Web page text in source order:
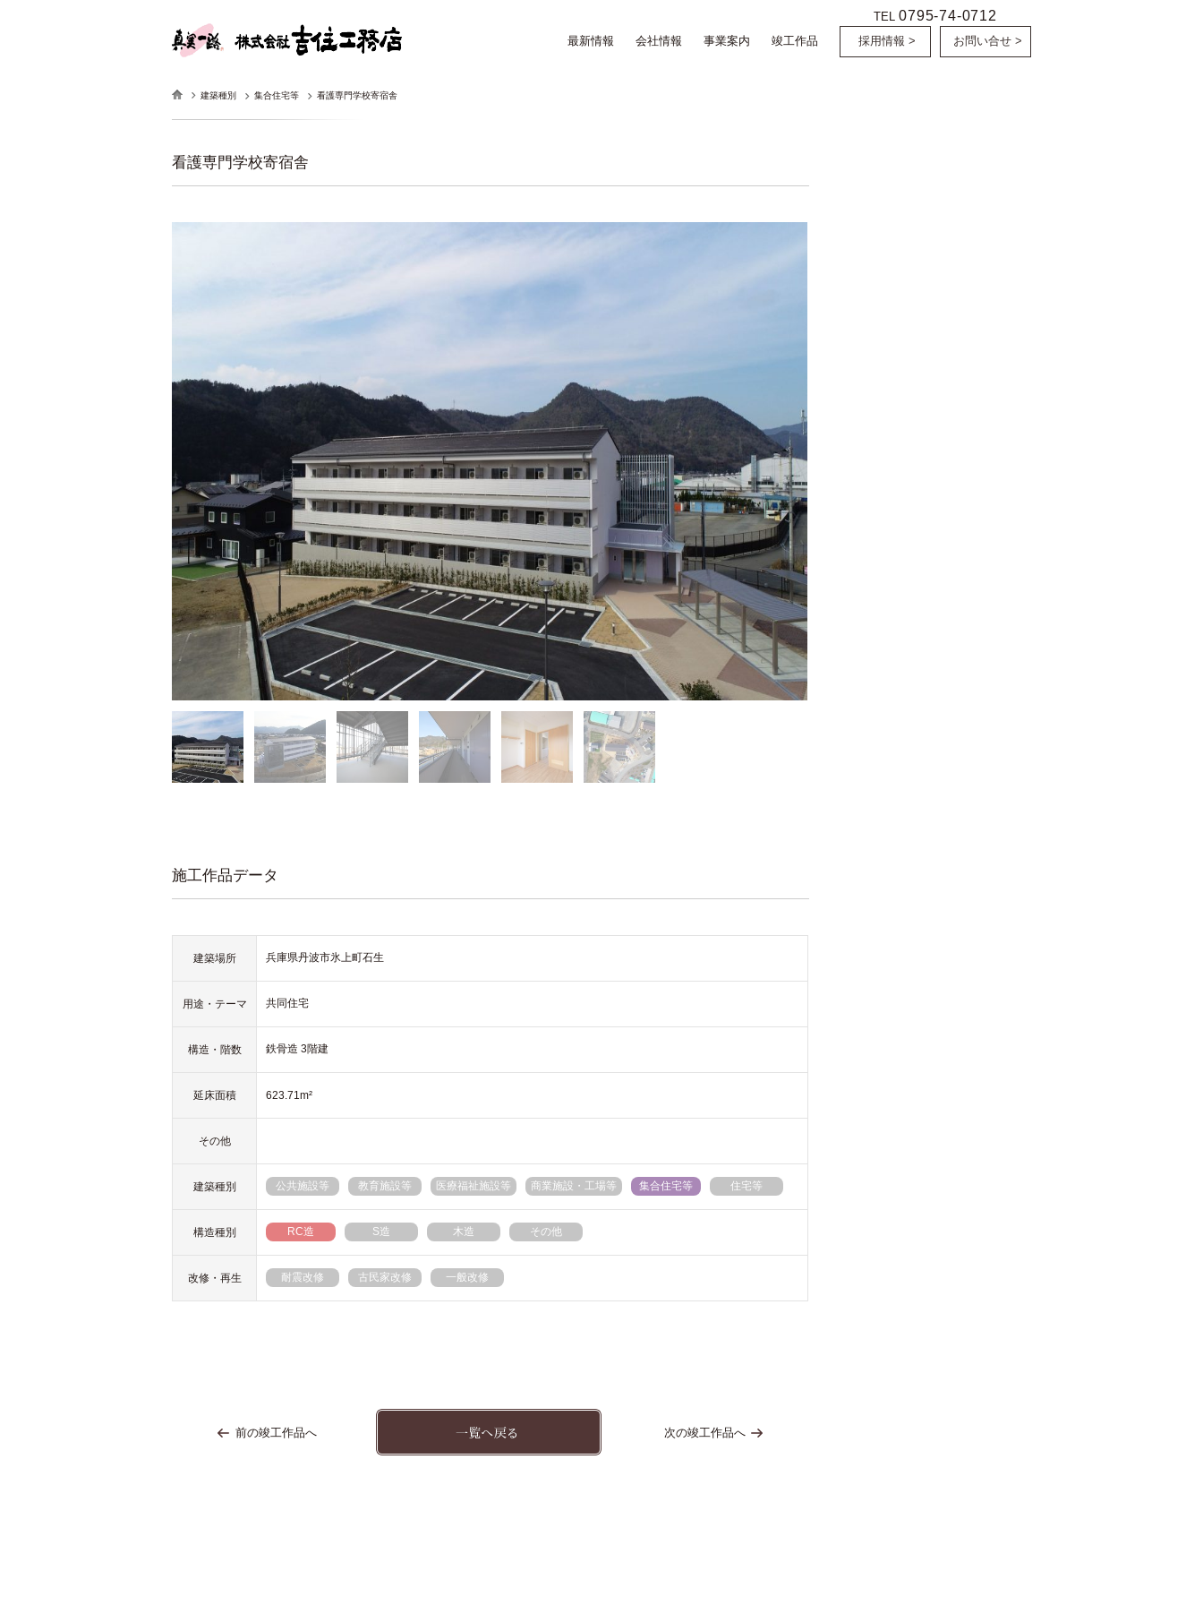
最新情報 会社情報 事業案内 竣工作品
TEL0795-74-0712
採用情報 > お問い合せ >
建築種別 集合住宅等 看護専門学校寄宿舎
看護専門学校寄宿舎
施工作品データ
建築場所 兵庫県丹波市氷上町石生
用途・テーマ 共同住宅
構造・階数 鉄骨造 3階建
延床面積 623.71m²
その他
建築種別 公共施設等 教育施設等 医療福祉施設等 商業施設・工場等 集合住宅等 住宅等
構造種別 RC造 S造 木造 その他
改修・再生 耐震改修 古民家改修 一般改修
前の竣工作品へ 次の竣工作品へ